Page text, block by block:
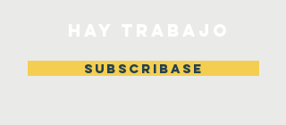
Subscribase